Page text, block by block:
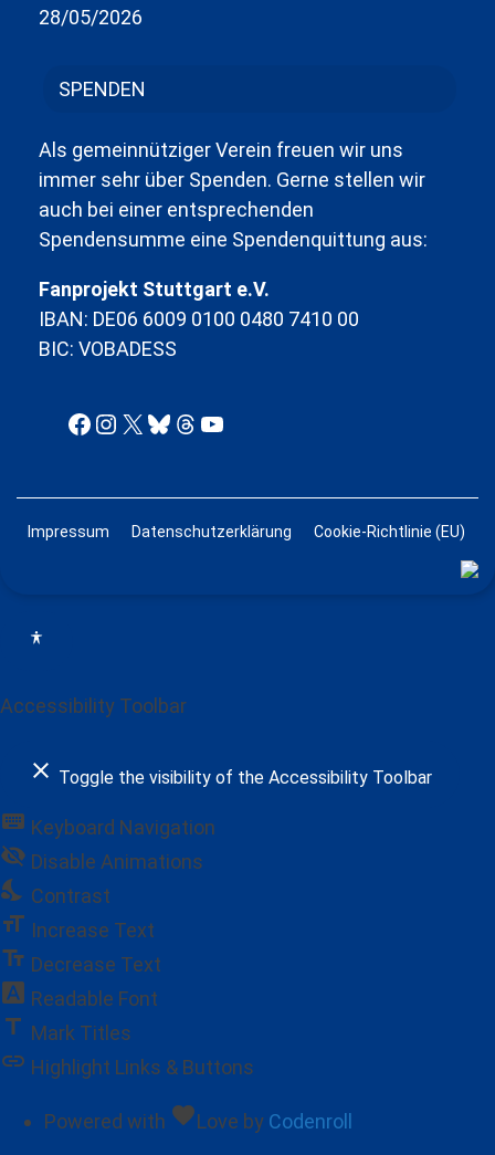
28/05/2026
SPENDEN
Als gemeinnütziger Verein freuen wir uns
immer sehr über Spenden. Gerne stellen wir
auch bei einer entsprechenden
Spendensumme eine Spendenquittung aus:
Fanprojekt Stuttgart e.V.
IBAN: DE06 6009 0100 0480 7410 00
BIC: VOBADESS
Facebook
Instagram
X Bluesky
Threads
YouTube
Impressum Datenschutzerklärung Cookie-Richtlinie (EU)
Accessibility Toolbar
close Toggle the visibility of the Accessibility Toolbar
keyboard Keyboard Navigation
visibility_off Disable Animations
nights_stay Contrast
format_size Increase Text
text_fields Decrease Text
font_download Readable Font
title Mark Titles
link Highlight Links & Buttons
Powered with favoriteLove by Codenroll